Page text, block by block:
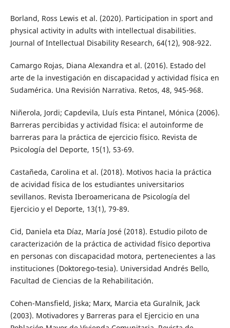
Borland, Ross Lewis et al. (2020). Participation in sport and
physical activity in adults with intellectual disabilities.
Journal of Intellectual Disability Research, 64(12), 908-922.
Camargo Rojas, Diana Alexandra et al. (2016). Estado del
arte de la investigación en discapacidad y actividad física en
Sudamérica. Una Revisión Narrativa. Retos, 48, 945-968.
Niñerola, Jordi; Capdevila, Lluís esta Pintanel, Mónica (2006).
Barreras percibidas y actividad física: el autoinforme de
barreras para la práctica de ejercicio físico. Revista de
Psicología del Deporte, 15(1), 53-69.
Castañeda, Carolina et al. (2018). Motivos hacia la práctica
de acividad física de los estudiantes universitarios
sevillanos. Revista Iberoamericana de Psicología del
Ejercicio y el Deporte, 13(1), 79-89.
Cid, Daniela eta Díaz, María José (2018). Estudio piloto de
caracterización de la práctica de actividad físico deportiva
en personas con discapacidad motora, pertenecientes a las
instituciones (Doktorego-tesia). Universidad Andrés Bello,
Facultad de Ciencias de la Rehabilitación.
Cohen-Mansfield, Jiska; Marx, Marcia eta Guralnik, Jack
(2003). Motivadores y Barreras para el Ejercicio en una